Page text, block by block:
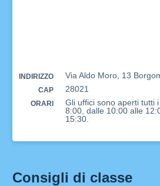
INDIRIZZO Via Aldo Moro, 13
CAP 28021
ORARI
Gli uffici sono aperti tutti
8:00, dalle 10:00 alle
15:30.
Consigli di classe